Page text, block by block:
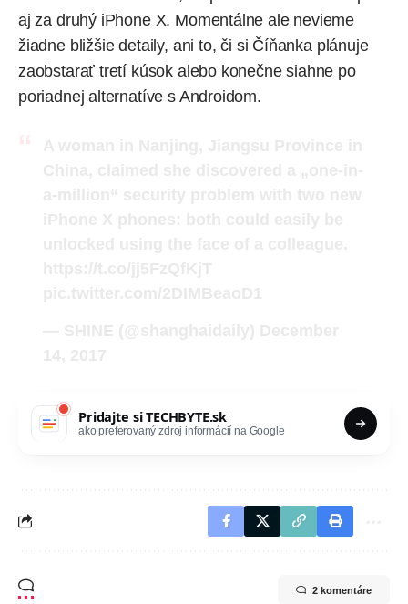
aj za druhý iPhone X. Momentálne ale nevieme
žiadne bližšie detaily, ani to, či si Číňanka plánuje
zaobstarať tretí kúsok alebo konečne siahne po
poriadnej alternatíve s Androidom.
Pridajte siTECHBYTE.sk
ako preferovaný zdroj informácií na Google
2 komentáre